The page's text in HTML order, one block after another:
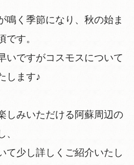
鳴く季節になり、秋の始ま
です。
いですがコスモスについて
します♪
しみいただける阿蘇周辺の
、
て少し詳しくご紹介いたし